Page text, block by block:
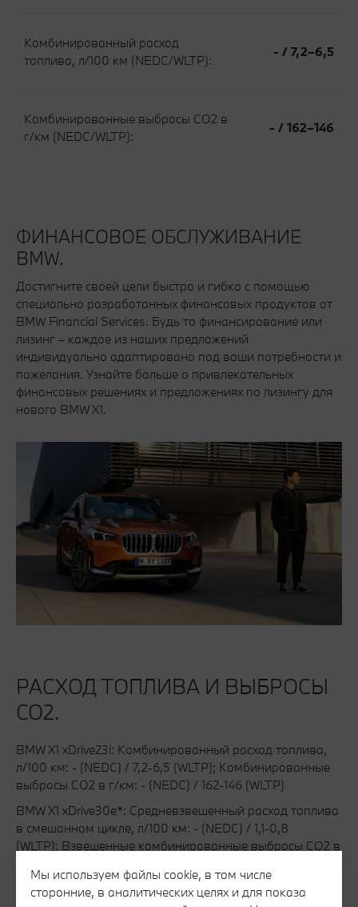
Комбинированный расход
топлива, л/100 км (NEDC/WLTP):
- / 7,2–6,5
Комбинированные выбросы CO2 в
г/км (NEDC/WLTP):
- / 162–146
ФИНАНСОВОЕ ОБСЛУЖИВАНИЕ
BMW.
Достигните своей цели быстро и гибко с помощью
специально разработанных финансовых продуктов от
BMW Financial Services. Будь то финансирование или
лизинг – каждое из наших предложений
индивидуально адаптировано под ваши потребности и
пожелания. Узнайте больше о привлекательных
финансовых решениях и предложениях по лизингу для
нового BMW X1.
РАСХОД ТОПЛИВА И ВЫБРОСЫ
CO2.
BMW X1 xDrive23i: Комбинированный расход топлива,
л/100 км: - (NEDC) / 7,2-6,5 (WLTP); Комбинированные
выбросы CO2 в г/км: - (NEDC) / 162-146 (WLTP)
BMW X1 xDrive30e*: Средневзвешенный расход топлива
в смешанном цикле, л/100 км: - (NEDC) / 1,1-0,8
(WLTP); Взвешенные комбинированные выбросы CO2 в
взвешенная в кВтч/100 км: - (NEDC) / 18,2-16,4
(WLTP); Запас хода на электротяге (WLTP) в км: 78-
Мы используем файлы cookie, в том числе
сторонние, в аналитических целях и для показа